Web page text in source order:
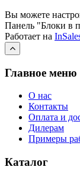
Вы можете
Панель "Блоки в
Работает на
Главное меню
О нас
Контакты
Оплата и
Дилерам
Примеры
Каталог